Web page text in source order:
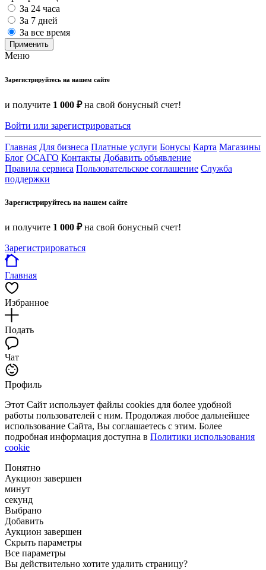
За 24 часа
За 7 дней
За все время
Применить
Меню
Зарегистрируйтесь на нашем сайте
и получите 1 000 ₽на свой бонусный счет!
Войти или зарегистрироваться
Главная Для бизнеса Платные услуги Бонусы Карта Магазины
Блог ОСАГО Контакты Добавить объявление
Правила сервиса Пользовательское соглашение Служба
поддержки
Зарегистрируйтесь на нашем сайте
и получите 1 000 ₽на свой бонусный счет!
Зарегистрироваться
Главная
Избранное
Подать
Чат
Профиль
Этот Сайт использует файлы cookies для более удобной
работы пользователей с ним. Продолжая любое дальнейшее
использование Сайта, Вы соглашаетесь с этим. Более
подробная информация доступна в Политики использования
cookie
Понятно
Аукцион завершен
минут
секунд
Выбрано
Добавить
Аукцион завершен
Скрыть параметры
Все параметры
Вы действительно хотите удалить страницу?